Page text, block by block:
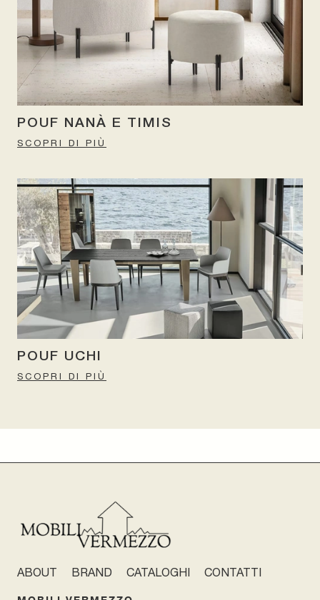
POUF NANÀ E TIMIS
SCOPRI DI PIÙ
POUF UCHI
SCOPRI DI PIÙ
ABOUT BRAND CATALOGHI CONTATTI